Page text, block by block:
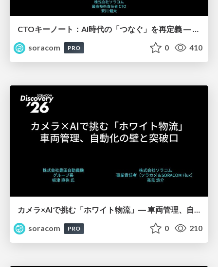
soracom
PRO 0 410
カメラ×AIで挑む「ホワイト物流」― 車両管理、自動化の壁と突破口【SORACOM Discovery 2026】
soracom
PRO 0 210